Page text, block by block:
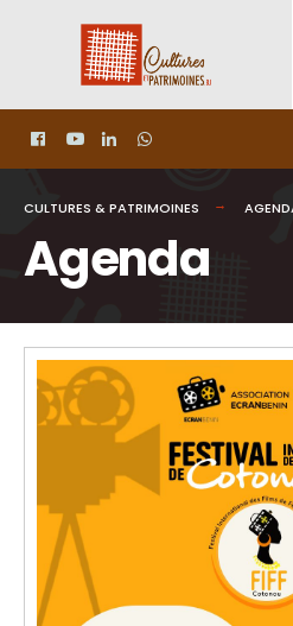
CULTURES & PATRIMOINES
Agenda